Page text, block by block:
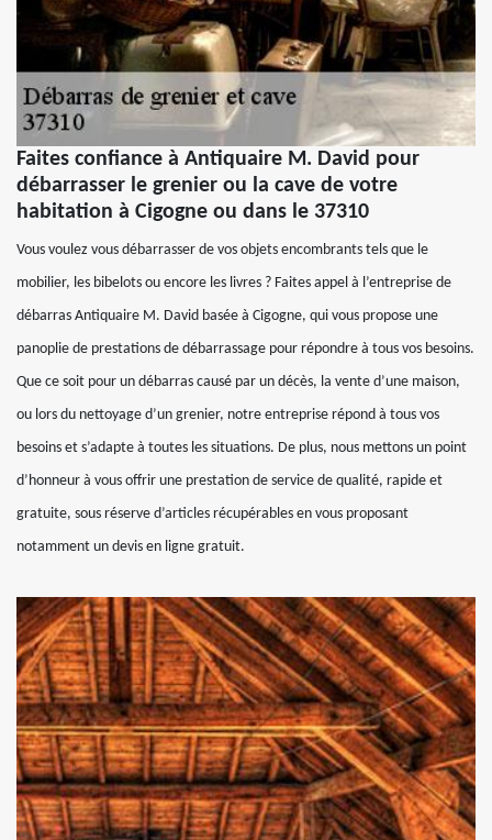
Faites confiance à Antiquaire M. David pour
débarrasser le grenier ou la cave de votre
habitation à Cigogne ou dans le 37310
Vous voulez vous débarrasser de vos objets encombrants tels que le
mobilier, les bibelots ou encore les livres ? Faites appel à l’entreprise de
débarras Antiquaire M. David basée à Cigogne, qui vous propose une
panoplie de prestations de débarrassage pour répondre à tous vos besoins.
Que ce soit pour un débarras causé par un décès, la vente d’une maison,
ou lors du nettoyage d’un grenier, notre entreprise répond à tous vos
besoins et s’adapte à toutes les situations. De plus, nous mettons un point
d’honneur à vous offrir une prestation de service de qualité, rapide et
gratuite, sous réserve d’articles récupérables en vous proposant
notamment un devis en ligne gratuit.